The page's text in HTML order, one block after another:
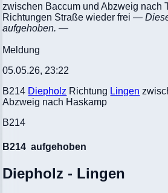
zwischen Baccum und Abzweig nach
Richtungen Straße wieder frei—
aufgehoben. —
Meldung
05.05.26, 23:22
B214 Diepholz Richtung Lingen
Abzweig nach Haskamp
B214
B214 aufgehoben
Diepholz - Lingen